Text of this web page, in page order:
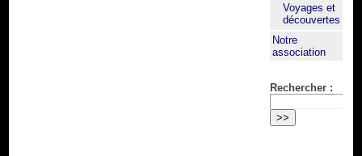
Voyages et
découvertes
Notre
association
Rechercher :